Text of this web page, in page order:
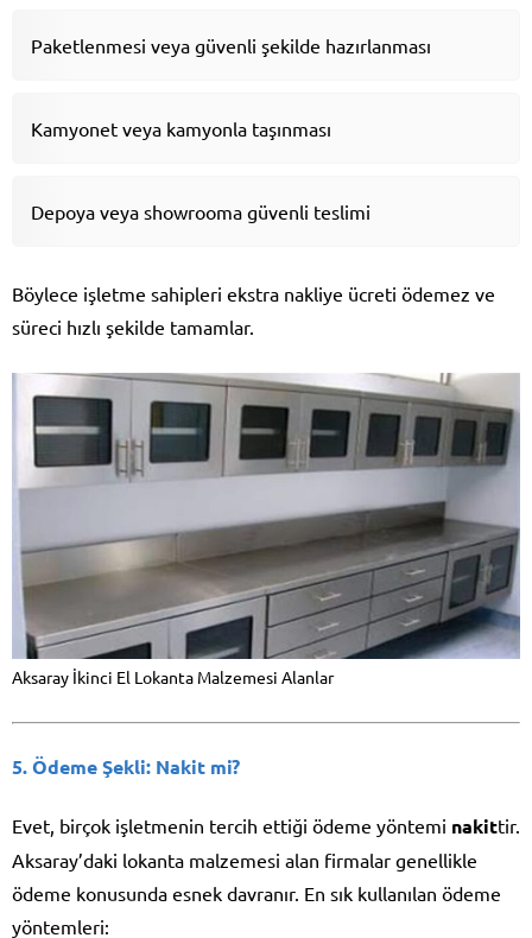
Paketlenmesi veya güvenli şekilde hazırlanması
Kamyonet veya kamyonla taşınması
Depoya veya showrooma güvenli teslimi
Böylece işletme sahipleri ekstra nakliye ücreti ödemez ve
süreci hızlı şekilde tamamlar.
Aksaray İkinci El Lokanta Malzemesi Alanlar
5. Ödeme Şekli: Nakit mi?
Evet, birçok işletmenin tercih ettiği ödeme yöntemi nakittir.
Aksaray’daki lokanta malzemesi alan firmalar genellikle
ödeme konusunda esnek davranır. En sık kullanılan ödeme
yöntemleri: